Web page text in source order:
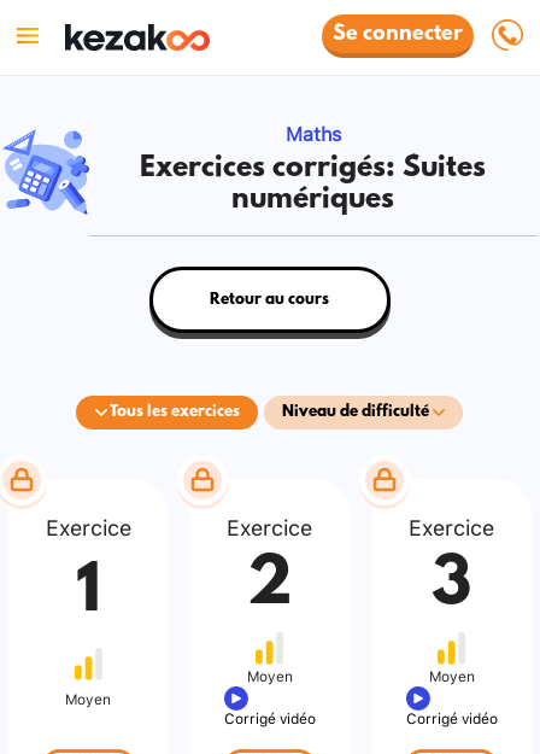
Se connecter
Maths
Exercices corrigés: Suites
numériques
Tous les exercices Niveau de difficulté
Retour au cours
Exercice
1
Moyen
Exercice
2
Moyen
Corrigé vidéo
Exercice
3
Moyen
Corrigé vidéo